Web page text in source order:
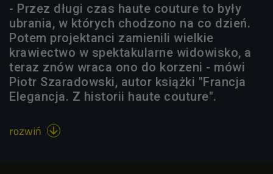
- Przez długi czas haute couture to były
ubrania, w których chodzono na co dzień.
Potem projektanci zamienili wielkie
krawiectwo w spektakularne widowisko, a
teraz znów wraca ono do korzeni - mówi
Piotr Szaradowski, autor książki "Francja
Elegancja. Z historii haute couture".
rozwiń 